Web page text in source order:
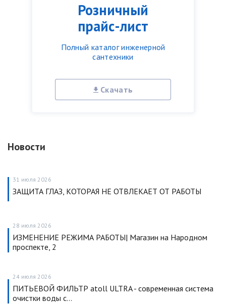
Розничный
прайс-лист
Полный каталог инженерной
сантехники
Скачать
Новости
31 июля 2026
ЗАЩИТА ГЛАЗ, КОТОРАЯ НЕ ОТВЛЕКАЕТ ОТ РАБОТЫ
28 июля 2026
ИЗМЕНЕНИЕ РЕЖИМА РАБОТЫ| Магазин на Народном
проспекте, 2
24 июля 2026
ПИТЬЕВОЙ ФИЛЬТР atoll ULTRA - современная система
очистки воды с…